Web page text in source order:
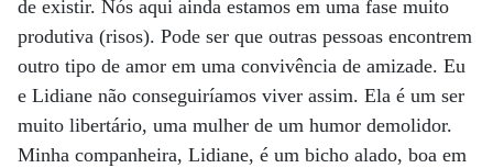
de existir. Nós aqui ainda estamos em uma fase muito
produtiva (risos). Pode ser que outras pessoas encontrem
outro tipo de amor em uma convivência de amizade. Eu
e Lidiane não conseguiríamos viver assim. Ela é um ser
muito libertário, uma mulher de um humor demolidor.
Minha companheira, Lidiane, é um bicho alado, boa em